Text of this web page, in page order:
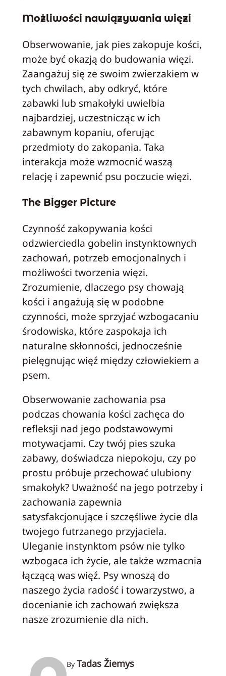
Możliwości nawiązywania więzi
Obserwowanie, jak pies zakopuje kości,
może być okazją do budowania więzi.
Zaangażuj się ze swoim zwierzakiem w
tych chwilach, aby odkryć, które
zabawki lub smakołyki uwielbia
najbardziej, uczestnicząc w ich
zabawnym kopaniu, oferując
przedmioty do zakopania. Taka
interakcja może wzmocnić waszą
relację i zapewnić psu poczucie więzi.
The Bigger Picture
Czynność zakopywania kości
odzwierciedla gobelin instynktownych
zachowań, potrzeb emocjonalnych i
możliwości tworzenia więzi.
Zrozumienie, dlaczego psy chowają
kości i angażują się w podobne
czynności, może sprzyjać wzbogacaniu
środowiska, które zaspokaja ich
naturalne skłonności, jednocześnie
pielęgnując więź między człowiekiem a
psem.
Obserwowanie zachowania psa
podczas chowania kości zachęca do
refleksji nad jego podstawowymi
motywacjami. Czy twój pies szuka
zabawy, doświadcza niepokoju, czy po
prostu próbuje przechować ulubiony
smakołyk? Uważność na jego potrzeby i
zachowania zapewnia
satysfakcjonujące i szczęśliwe życie dla
twojego futrzanego przyjaciela.
Uleganie instynktom psów nie tylko
wzbogaca ich życie, ale także wzmacnia
łączącą was więź. Psy wnoszą do
naszego życia radość i towarzystwo, a
docenianie ich zachowań zwiększa
nasze zrozumienie dla nich.
By Tadas Žiemys